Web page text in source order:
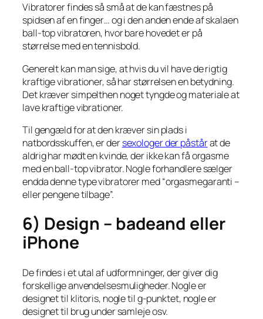
Vibratorer findes så små at de kan fæstnes på
spidsen af en finger… og i den anden ende af skalaen
ball-top vibratoren, hvor bare hovedet er på
størrelse med en tennisbold.
Generelt kan man sige, at hvis du vil have de rigtig
kraftige vibrationer, så har størrelsen en betydning.
Det kræver simpelthen noget tyngde og materiale at
lave kraftige vibrationer.
Til gengæld for at den kræver sin plads i
natbordsskuffen, er dersexologer der påstårat de
aldrig har mødt en kvinde, der ikke kan få orgasme
med en ball-top vibrator. Nogle forhandlere sælger
endda denne type vibratorer med “orgasmegaranti –
eller pengene tilbage”.
6) Design – badeand eller
iPhone
De findes i et utal af udformninger, der giver dig
forskellige anvendelsesmuligheder. Nogle er
designet til klitoris, nogle til g-punktet, nogle er
designet til brug under samleje osv.